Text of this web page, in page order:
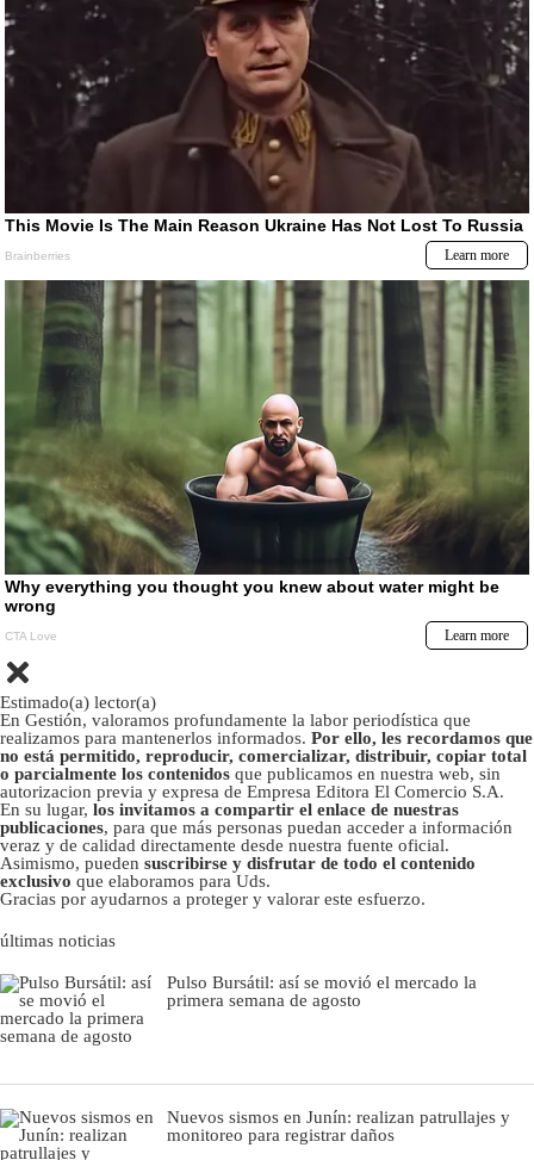
Estimado(a) lector(a)
En Gestión, valoramos profundamente la labor periodística que
realizamos para mantenerlos informados. Por ello, les recordamos que
no está permitido, reproducir, comercializar, distribuir, copiar total
o parcialmente los contenidos que publicamos en nuestra web, sin
autorizacion previa y expresa de Empresa Editora El Comercio S.A.
En su lugar, los invitamos a compartir el enlace de nuestras
publicaciones, para que más personas puedan acceder a información
veraz y de calidad directamente desde nuestra fuente oficial.
Asimismo, pueden suscribirse y disfrutar de todo el contenido
exclusivo que elaboramos para Uds.
Gracias por ayudarnos a proteger y valorar este esfuerzo.
últimas noticias
Pulso Bursátil: así se movió el mercado la
primera semana de agosto
Nuevos sismos en Junín: realizan patrullajes y
monitoreo para registrar daños